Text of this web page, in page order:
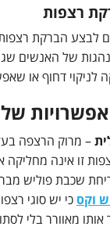
רצפות
לבצע הברקת
של האנשים
לניקוי דחוף או
– מרוק הרצפה
זו אינה מחליקה
שכבת פוליש
וקס כי יש סוגי
מאוורר בלי